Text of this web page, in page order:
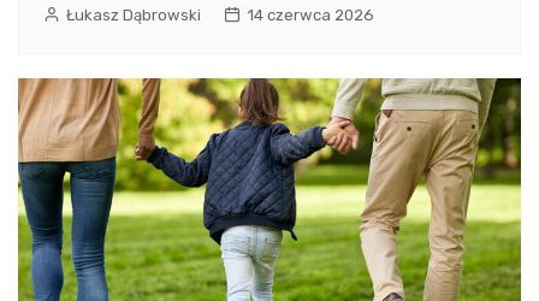
Łukasz Dąbrowski 14 czerwca 2026